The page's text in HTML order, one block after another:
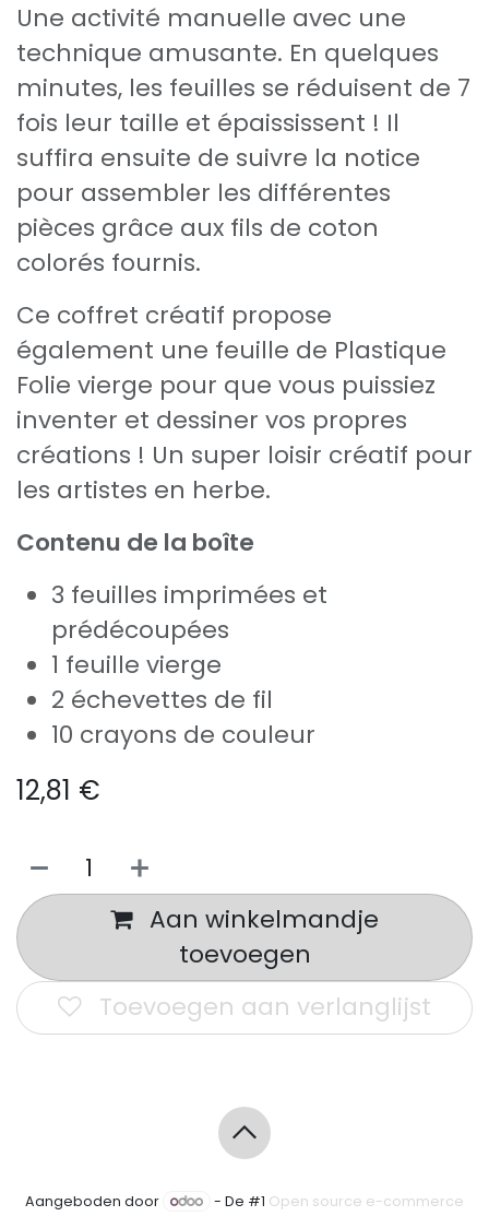
Une activité manuelle avec une
technique amusante. En quelques
minutes, les feuilles se réduisent de 7
fois leur taille et épaississent ! Il
suffira ensuite de suivre la notice
pour assembler les différentes
pièces grâce aux fils de coton
colorés fournis.
Ce coffret créatif propose
également une feuille de Plastique
Folie vierge pour que vous puissiez
inventer et dessiner vos propres
créations ! Un super loisir créatif pour
les artistes en herbe.
Contenu de la boîte
3 feuilles imprimées et
prédécoupées
1 feuille vierge
2 échevettes de fil
10 crayons de couleur
12,81 €
Aan winkelmandje
toevoegen
Toevoegen aan verlanglijst
Aangeboden door - De #1 Open source e-commerce